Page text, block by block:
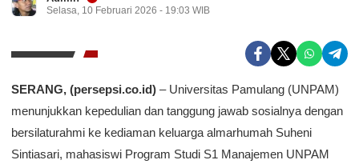
Selasa, 10 Februari 2026 - 19:03 WIB
SERANG, (persepsi.co.id) – Universitas Pamulang (UNPAM)
menunjukkan kepedulian dan tanggung jawab sosialnya dengan
bersilaturahmi ke kediaman keluarga almarhumah Suheni
Sintiasari, mahasiswi Program Studi S1 Manajemen UNPAM